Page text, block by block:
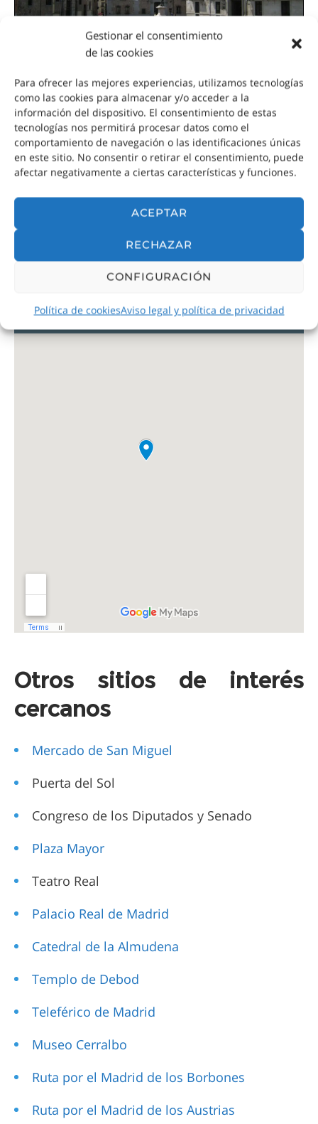
Gestionar el consentimiento
de las cookies
Para ofrecer las mejores experiencias, utilizamos tecnologías
como las cookies para almacenar y/o acceder a la
información del dispositivo. El consentimiento de estas
tecnologías nos permitirá procesar datos como el
comportamiento de navegación o las identificaciones únicas
en este sitio. No consentir o retirar el consentimiento, puede
afectar negativamente a ciertas características y funciones.
ACEPTAR
RECHAZAR
CONFIGURACIÓN
Política de cookiesAviso legal y política de privacidad
Plaza de la Villa
¿Cómo llegar a la plaza de la
Villa?
Aquí os dejamos un mapa de situación de la
Plaza de la Villa:
Otros sitios de interés
cercanos
Mercado de San Miguel
Puerta del Sol
Congreso de los Diputados y Senado
Plaza Mayor
Teatro Real
Palacio Real de Madrid
Catedral de la Almudena
Templo de Debod
Teleférico de Madrid
Museo Cerralbo
Ruta por el Madrid de los Borbones
Ruta por el Madrid de los Austrias